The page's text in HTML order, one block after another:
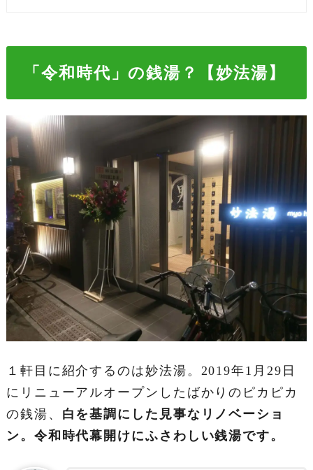
「令和時代」の銭湯？【妙法湯】
１軒目に紹介するのは妙法湯。2019年1月29日
にリニューアルオープンしたばかりのピカピカ
の銭湯、 白を基調にした見事なリノベーショ
ン。令和時代幕開けにふさわしい銭湯です。